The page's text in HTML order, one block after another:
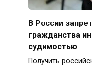
В России
гражданства
судимостью
Получить